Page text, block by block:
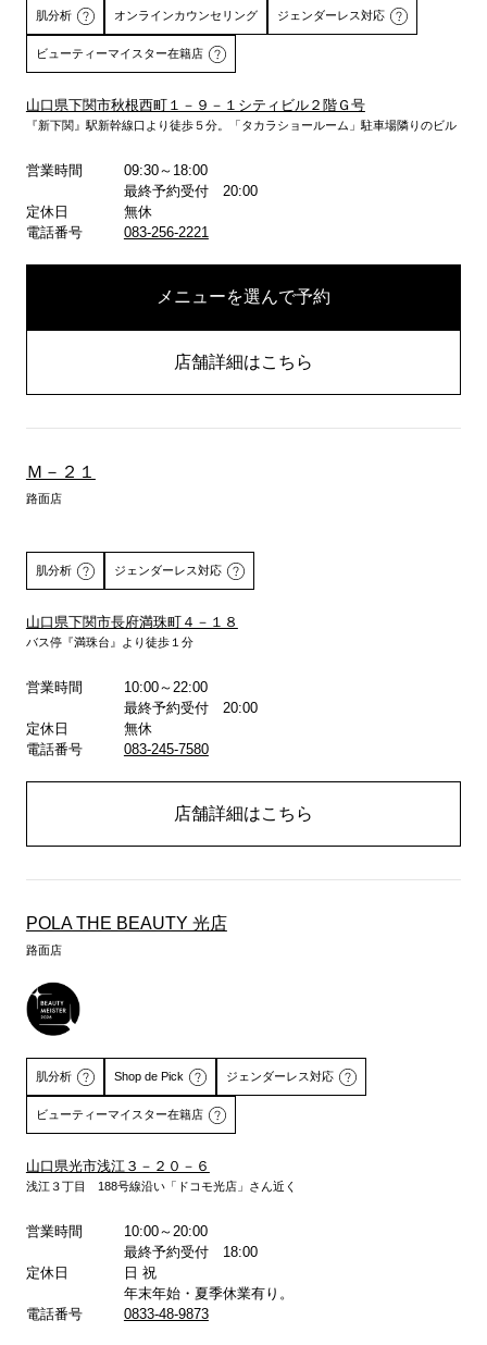
肌分析 オンラインカウンセリング ジェンダーレス対応
ビューティーマイスター在籍店
山口県下関市秋根西町１－９－１シティビル２階Ｇ号
『新下関』駅新幹線口より徒歩５分。「タカラショールーム」駐車場隣りのビル
営業時間
09:30～18:00
最終予約受付 20:00
定休日
無休
電話番号
083-256-2221
メニューを選んで予約
店舗詳細はこちら
Ｍ－２１
路面店
肌分析 ジェンダーレス対応
山口県下関市長府満珠町４－１８
バス停『満珠台』より徒歩１分
営業時間
10:00～22:00
最終予約受付 20:00
定休日
無休
電話番号
083-245-7580
店舗詳細はこちら
POLA THE BEAUTY 光店
路面店
肌分析 Shop de Pick ジェンダーレス対応
ビューティーマイスター在籍店
山口県光市浅江３－２０－６
浅江３丁目 188号線沿い「ドコモ光店」さん近く
営業時間
10:00～20:00
最終予約受付 18:00
定休日
日 祝
年末年始・夏季休業有り。
電話番号
0833-48-9873